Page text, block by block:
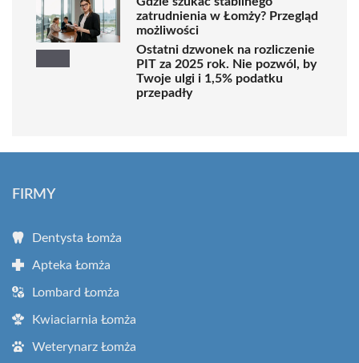
zatrudnienia w Łomży? Przegląd
możliwości
Ostatni dzwonek na rozliczenie
PIT za 2025 rok. Nie pozwól, by
Twoje ulgi i 1,5% podatku
przepadły
FIRMY
Dentysta Łomża
Apteka Łomża
Lombard Łomża
Kwiaciarnia Łomża
Weterynarz Łomża